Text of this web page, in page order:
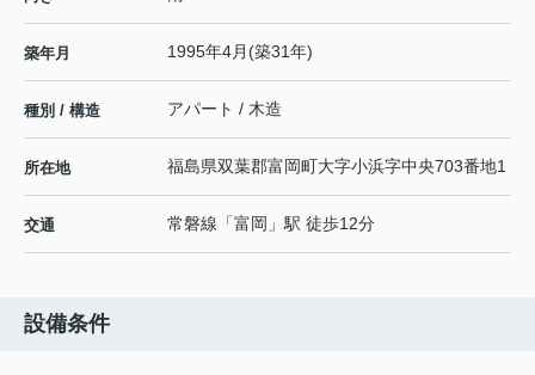
築年月 1995年4月(築31年)
種別 / 構造 アパート / 木造
所在地 福島県双葉郡富岡町大字小浜字中央703番地1
交通 常磐線 「富岡 」駅 徒歩12分
設備条件